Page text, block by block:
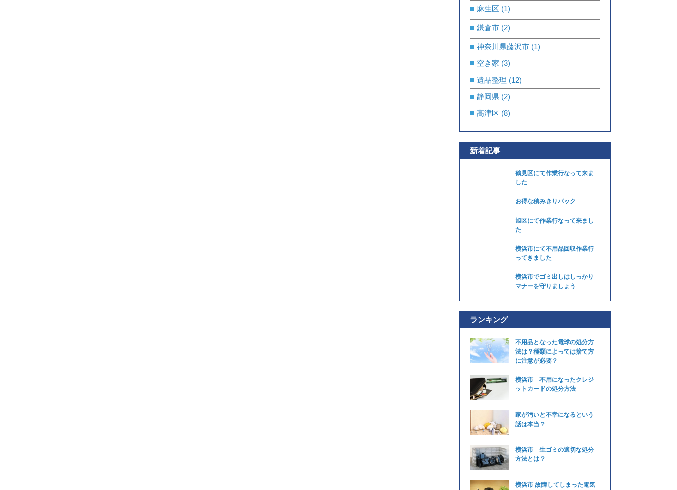
麻生区 (1)
鎌倉市 (2)
神奈川県藤沢市 (1)
空き家 (3)
遺品整理 (12)
静岡県 (2)
高津区 (8)
新着記事
鶴見区にて作業行なって来ま
した
お得な積みきりパック
旭区にて作業行なって来まし
た
横浜市にて不用品回収作業行
ってきました
横浜市でゴミ出しはしっかり
マナーを守りましょう
ランキング
不用品となった電球の処分方
法は？種類によっては捨て方
に注意が必要？
横浜市 不用になったクレジ
ットカードの処分方法
家が汚いと不幸になるという
話は本当？
横浜市 生ゴミの適切な処分
方法とは？
横浜市 故障してしまった電気